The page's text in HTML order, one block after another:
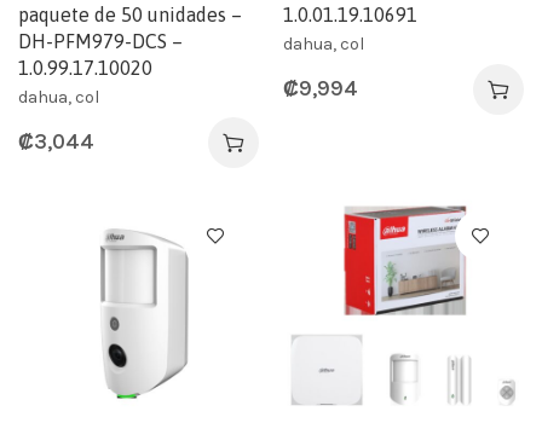
paquete de 50 unidades –
DH-PFM979-DCS –
1.0.99.17.10020
dahua, col
₡3,044
1.0.01.19.10691
dahua, col
₡9,994